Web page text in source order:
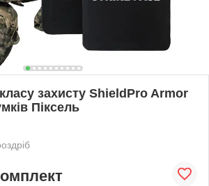
захисту ShieldPro Armor
Піксель